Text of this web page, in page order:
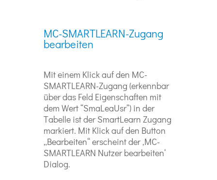
MC-SMARTLEARN-Zugang
bearbeiten
Mit einem Klick auf den MC-
SMARTLEARN-Zugang (erkennbar
über das Feld Eigenschaften mit
dem Wert “SmaLeaUsr”) in der
Tabelle ist der SmartLearn Zugang
markiert. Mit Klick auf den Button
„Bearbeiten“ erscheint der ‚MC-
SMARTLEARN Nutzer bearbeiten‘
Dialog.